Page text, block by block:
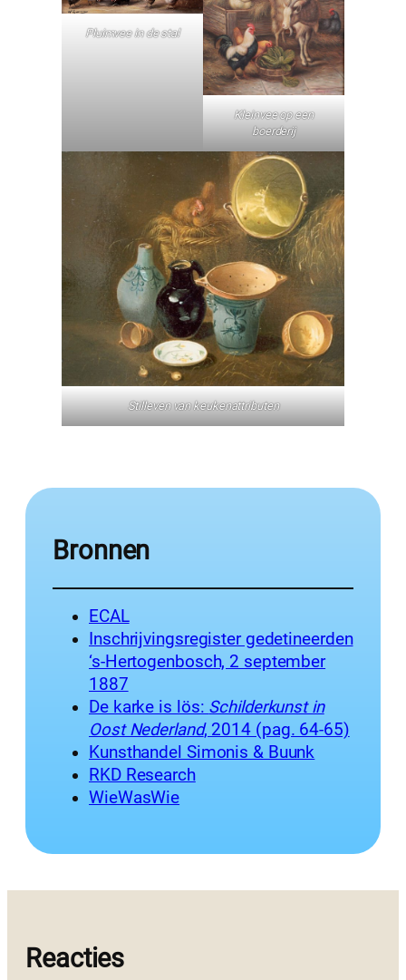
Pluimvee in de stal
Kleinvee op een
boerderij
Stilleven van keukenattributen
Bronnen
ECAL
Inschrijvingsregister gedetineerden
‘s-Hertogenbosch, 2 september
1887
De karke is lös: Schilderkunst in
Oost Nederland, 2014 (pag. 64-65)
Kunsthandel Simonis & Buunk
RKD Research
WieWasWie
Reacties